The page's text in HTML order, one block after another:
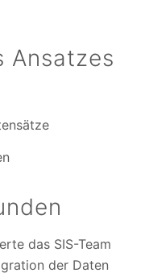
Ansatzes
das SIS-Team
der Daten